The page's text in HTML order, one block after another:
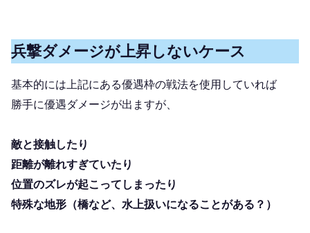
兵撃ダメージが上昇しないケース
基本的には上記にある優遇枠の戦法を使用していれば
勝手に優遇ダメージが出ますが、
敵と接触したり
距離が離れすぎていたり
位置のズレが起こってしまったり
特殊な地形（橋など、水上扱いになることがある？）